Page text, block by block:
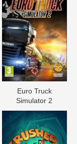
Euro Truck
Simulator 2